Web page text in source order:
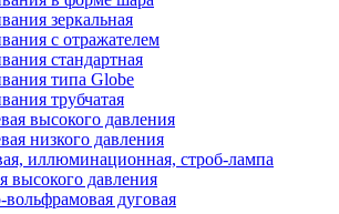
зеркальная
с отражателем
стандартная
типа Globe
трубчатая
высокого давления
низкого давления
иллюминационная, строб-лампа
высокого давления
дуговая